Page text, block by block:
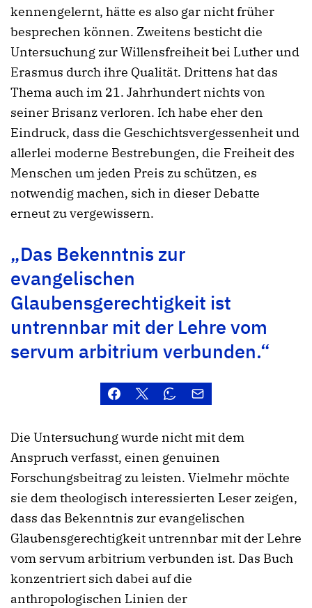
kennengelernt, hätte es also gar nicht früher
besprechen können. Zweitens besticht die
Untersuchung zur Willensfreiheit bei Luther und
Erasmus durch ihre Qualität. Drittens hat das
Thema auch im 21. Jahrhundert nichts von
seiner Brisanz verloren. Ich habe eher den
Eindruck, dass die Geschichtsvergessenheit und
allerlei moderne Bestrebungen, die Freiheit des
Menschen um jeden Preis zu schützen, es
notwendig machen, sich in dieser Debatte
erneut zu vergewissern.
„Das Bekenntnis zur
evangelischen
Glaubensgerechtigkeit ist
untrennbar mit der Lehre vom
servum arbitrium verbunden.“
Die Untersuchung wurde nicht mit dem
Anspruch verfasst, einen genuinen
Forschungsbeitrag zu leisten. Vielmehr möchte
sie dem theologisch interessierten Leser zeigen,
dass das Bekenntnis zur evangelischen
Glaubensgerechtigkeit untrennbar mit der Lehre
vom servum arbitrium verbunden ist. Das Buch
konzentriert sich dabei auf die
anthropologischen Linien der